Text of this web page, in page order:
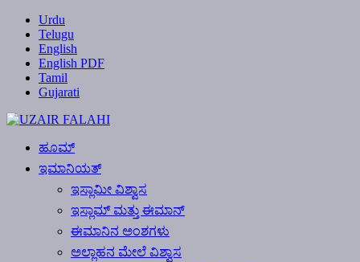
Urdu
Telugu
English
English PDF
Tamil
Gujarati
ಹೂಮ್
ಇಮಾನಿಯತ್
ಇಸ್ಲಾಮೀ ವಿಶ್ವಾಸ
ಇಸ್ಲಾಮ್ ಮತ್ತು ಈಮಾನ್
ಈಮಾನಿನ ಅಂಶಗಳು
ಅಲ್ಲಾಹನ ಮೇಲೆ ವಿಶ್ವಾಸ